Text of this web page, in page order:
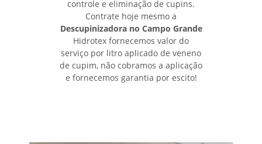
controle e eliminação de cupins.
Contrate hoje mesmo a
Descupinizadora no Campo Grande
Hidrotex fornecemos valor do
serviço por litro aplicado de veneno
de cupim, não cobramos a aplicação
e fornecemos garantia por escito!